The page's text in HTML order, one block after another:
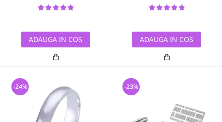
ADAUGA IN COS ADAUGA IN COS
-24% -23%